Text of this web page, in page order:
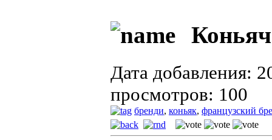
Дата добавления:
просмотров: 100
бренди, коньяк, французский